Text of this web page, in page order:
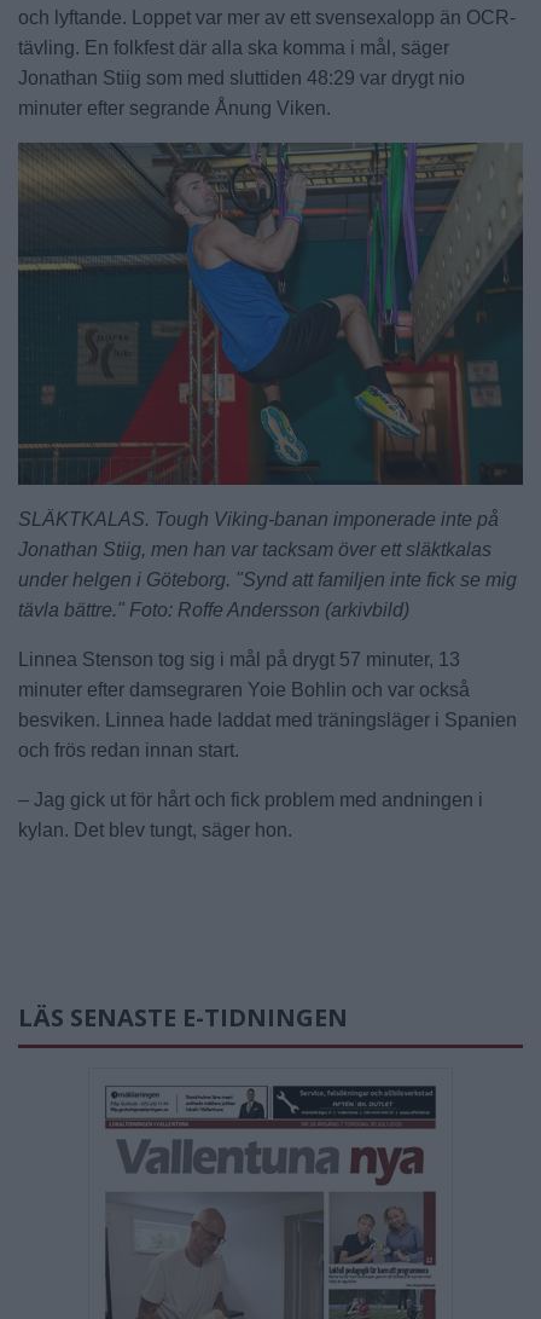
och lyftande. Loppet var mer av ett svensexalopp än OCR-
tävling. En folkfest där alla ska komma i mål, säger
Jonathan Stiig som med sluttiden 48:29 var drygt nio
minuter efter segrande Ånung Viken.
SLÄKTKALAS. Tough Viking-banan imponerade inte på
Jonathan Stiig, men han var tacksam över ett släktkalas
under helgen i Göteborg. "Synd att familjen inte fick se mig
tävla bättre." Foto: Roffe Andersson (arkivbild)
Linnea Stenson tog sig i mål på drygt 57 minuter, 13
minuter efter damsegraren Yoie Bohlin och var också
besviken. Linnea hade laddat med träningsläger i Spanien
och frös redan innan start.
– Jag gick ut för hårt och fick problem med andningen i
kylan. Det blev tungt, säger hon.
LÄS SENASTE E-TIDNINGEN